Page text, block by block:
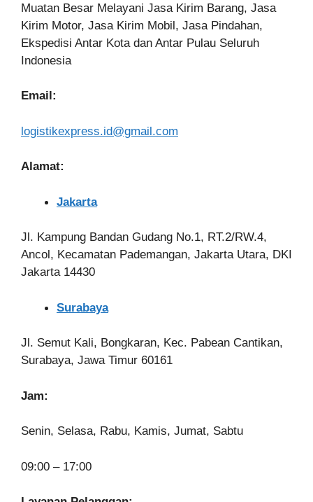
Muatan Besar Melayani Jasa Kirim Barang, Jasa
Kirim Motor, Jasa Kirim Mobil, Jasa Pindahan,
Ekspedisi Antar Kota dan Antar Pulau Seluruh
Indonesia
Email:
logistikexpress.id@gmail.com
Alamat:
Jakarta
Jl. Kampung Bandan Gudang No.1, RT.2/RW.4,
Ancol, Kecamatan Pademangan, Jakarta Utara, DKI
Jakarta 14430
Surabaya
Jl. Semut Kali, Bongkaran, Kec. Pabean Cantikan,
Surabaya, Jawa Timur 60161
Jam:
Senin, Selasa, Rabu, Kamis, Jumat, Sabtu
09:00 – 17:00